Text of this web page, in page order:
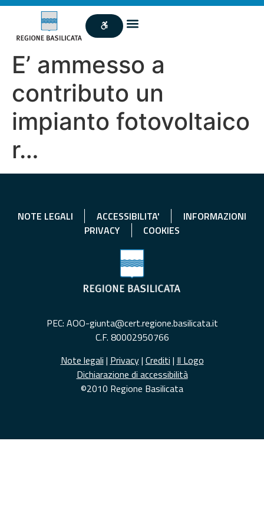
E’ ammesso a
contributo un
impianto fotovoltaico
r…
NOTE LEGALI ACCESSIBILITA'
INFORMAZIONI
PRIVACY
COOKIES
PEC: AOO-giunta@cert.regione.basilicata.it
C.F. 80002950766
Note legali | Privacy| Crediti | Il Logo
Dichiarazione di accessibilità
©2010 Regione Basilicata